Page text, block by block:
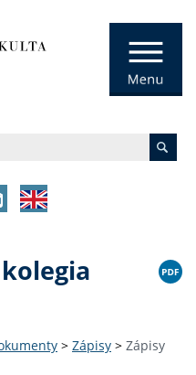
> Zápisy > Zápisy